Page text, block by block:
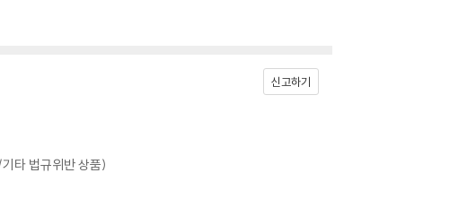
신고하기
타 법규위반 상품)